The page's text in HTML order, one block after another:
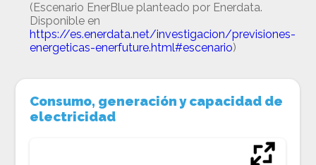
(Escenario EnerBlue planteado por Enerdata.
Disponible en
https://es.enerdata.net/investigacion/previsiones-
energeticas-enerfuture.html#escenario)
Consumo, generación y capacidad de
electricidad